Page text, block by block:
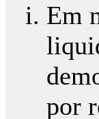
Em
por